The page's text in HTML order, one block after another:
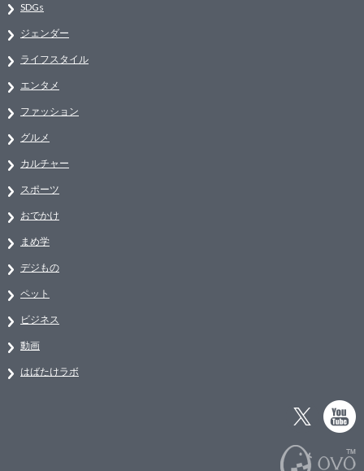
SDGs
ジェンダー
ライフスタイル
エンタメ
ファッション
グルメ
カルチャー
スポーツ
おでかけ
まめ学
デジもの
ペット
ビジネス
動画
はばたけラボ